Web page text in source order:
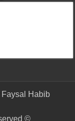
Faysal Habib
© Copyright 2026, All Rights Reserved